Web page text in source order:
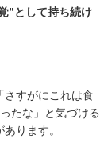
”として持ち続け
さすがにこれは食
たな」と気づける
ります。